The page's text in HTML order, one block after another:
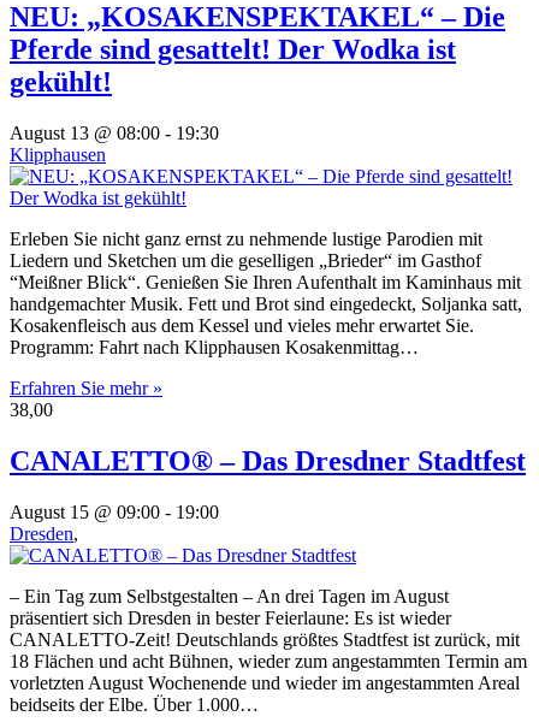
NEU: „KOSAKENSPEKTAKEL“ – Die
Pferde sind gesattelt! Der Wodka ist
gekühlt!
August 13 @ 08:00 - 19:30
Klipphausen
Erleben Sie nicht ganz ernst zu nehmende lustige Parodien mit
Liedern und Sketchen um die geselligen „Brieder“ im Gasthof
“Meißner Blick“. Genießen Sie Ihren Aufenthalt im Kaminhaus mit
handgemachter Musik. Fett und Brot sind eingedeckt, Soljanka satt,
Kosakenfleisch aus dem Kessel und vieles mehr erwartet Sie.
Programm: Fahrt nach Klipphausen Kosakenmittag…
Erfahren Sie mehr »
38,00
CANALETTO® – Das Dresdner Stadtfest
August 15 @ 09:00 - 19:00
Dresden,
– Ein Tag zum Selbstgestalten – An drei Tagen im August
präsentiert sich Dresden in bester Feierlaune: Es ist wieder
CANALETTO-Zeit! Deutschlands größtes Stadtfest ist zurück, mit
18 Flächen und acht Bühnen, wieder zum angestammten Termin am
vorletzten August Wochenende und wieder im angestammten Areal
beidseits der Elbe. Über 1.000…